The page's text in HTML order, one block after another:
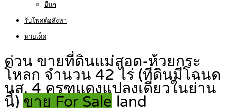
อื่นๆ
รับโพสต์อสังหา
หวยเด็ด
ด่วน ขายที่ดินแม่สอด-ห้วยกระ
โหลก จำนวน 42 ไร่ (ที่ดินมีโฉนด
นส. 4 ครุฑแดงแปลงเดียวในย่าน
นี้) ขาย For Sale land